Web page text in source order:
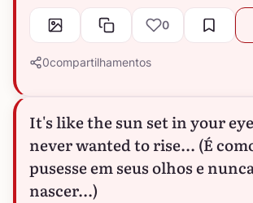
0
0compartilhamentos
It's like the sun set in your
never wanted to rise... (É
pusesse em seus olhos e
nascer...)